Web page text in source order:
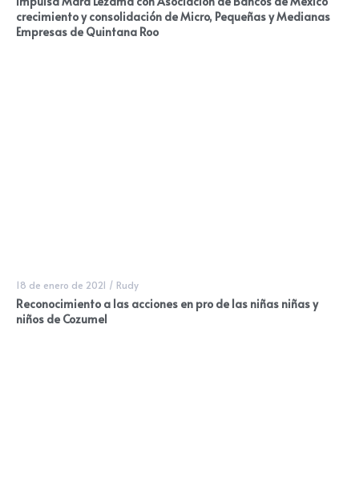
crecimiento y consolidación de Micro, Pequeñas y Medianas
Empresas de Quintana Roo
18 de enero de 2021 / Rudy
Reconocimiento a las acciones en pro de las niñas niñas y
niños de Cozumel